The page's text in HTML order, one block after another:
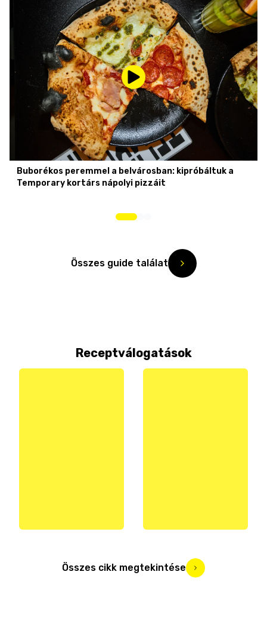
Buborékos peremmel a belvárosban: kipróbáltuk a
Temporary kortárs nápolyi pizzáit
Összes guide találat
Receptválogatások
Összes cikk megtekintése